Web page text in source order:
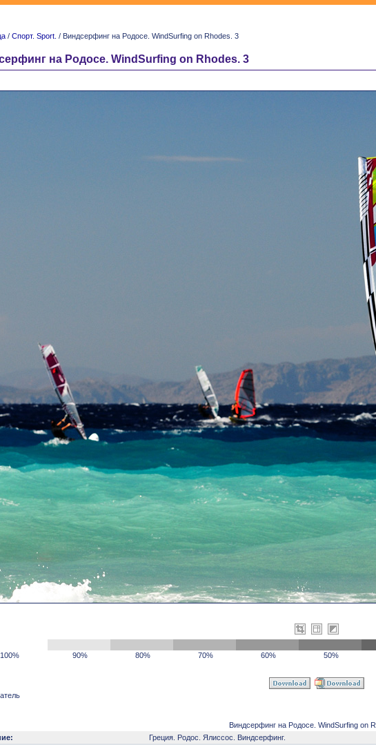
/ Спорт. Sport. / Виндсерфинг на Родосе. WindSurfing on Rhodes. 3
на Родосе. WindSurfing on Rhodes. 3
100% 90% 80% 70% 60% 50%
Виндсерфинг на Родосе. WindSurfing on
Греция. Родос. Ялиссос. Виндсерфинг.